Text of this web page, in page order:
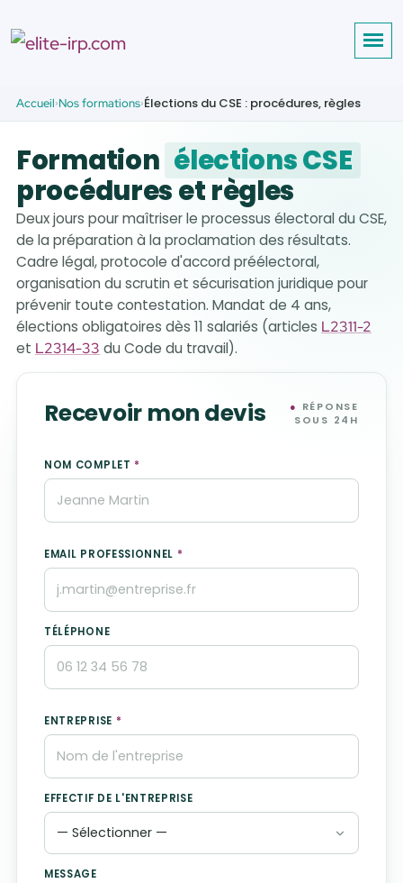
Accueil Nos formations Élections du CSE : procédures, règles
Formation élections CSE
procédures et règles
Deux jours pour maîtriser le processus électoral du CSE,
de la préparation à la proclamation des résultats.
Cadre légal, protocole d'accord préélectoral,
organisation du scrutin et sécurisation juridique pour
prévenir toute contestation. Mandat de 4 ans,
élections obligatoires dès 11 salariés (articles L2311-2
et L2314-33 du Code du travail).
Recevoir mon devis ● RÉPONSE
SOUS 24H
NOM COMPLET *
EMAIL PROFESSIONNEL *
TÉLÉPHONE
ENTREPRISE *
EFFECTIF DE L'ENTREPRISE
MESSAGE